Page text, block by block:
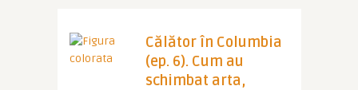
Călător în Columbia
(ep. 6). Cum au
schimbat arta,